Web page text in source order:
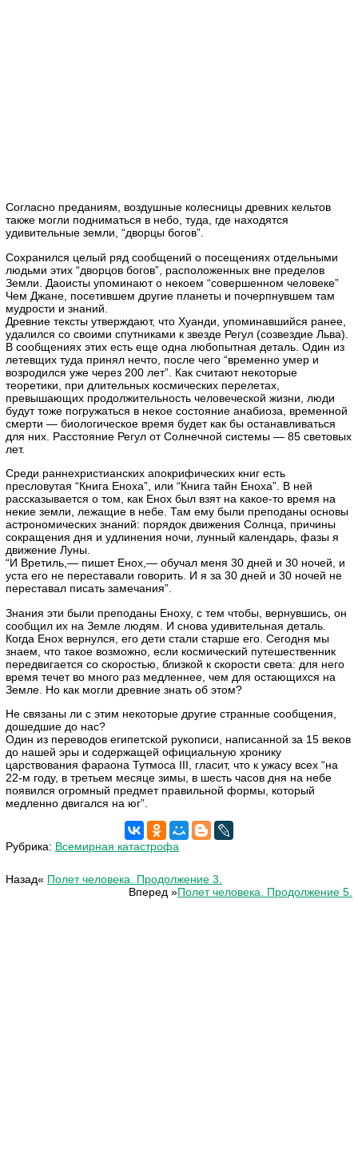
Согласно преданиям, воздушные колесницы древних кельтов
также могли подниматься в небо, туда, где находятся
удивительные земли, “дворцы богов”.
Сохранился целый ряд сообщений о посещениях отдельными
людьми этих “дворцов богов”, расположенных вне пределов
Земли. Даоисты упоминают о некоем “совершенном человеке”
Чем Джане, посетившем другие планеты и почерпнувшем там
мудрости и знаний.
Древние тексты утверждают, что Хуанди, упоминавшийся ранее,
удалился со своими спутниками к звезде Регул (созвездие Льва).
В сообщениях этих есть еще одна любопытная деталь. Один из
летевщих туда принял нечто, после чего “временно умер и
возродился уже через 200 лет”. Как считают некоторые
теоретики, при длительных космических перелетах,
превышающих продолжительность человеческой жизни, люди
будут тоже погружаться в некое состояние анабиоза, временной
смерти — биологическое время будет как бы останавливаться
для них. Расстояние Регул от Солнечной системы — 85 световых
лет.
Среди раннехристианских апокрифических книг есть
пресловутая “Книга Еноха”, или “Книга тайн Еноха”. В ней
рассказывается о том, как Енох был взят на какое-то время на
некие земли, лежащие в небе. Там ему были преподаны основы
астрономических знаний: порядок движения Солнца, причины
сокращения дня и удлинения ночи, лунный календарь, фазы я
движение Луны.
“И Вретиль,— пишет Енох,— обучал меня 30 дней и 30 ночей, и
уста его не переставали говорить. И я за 30 дней и 30 ночей не
переставал писать замечания”.
Знания эти были преподаны Еноху, с тем чтобы, вернувшись, он
сообщил их на Земле людям. И снова удивительная деталь.
Когда Енох вернулся, его дети стали старше его. Сегодня мы
знаем, что такое возможно, если космический путешественник
передвигается со скоростью, близкой к скорости света: для него
время течет во много раз медленнее, чем для остающихся на
Земле. Но как могли древние знать об этом?
Не связаны ли с этим некоторые другие странные сообщения,
дошедшие до нас?
Один из переводов египетской рукописи, написанной за 15 веков
до нашей эры и содержащей официальную хронику
царствования фараона Тутмоса III, гласит, что к ужасу всех “на
22-м году, в третьем месяце зимы, в шесть часов дня на небе
появился огромный предмет правильной формы, который
медленно двигался на юг”.
Рубрика: Всемирная катастрофа
Назад« Полет человека. Продолжение 3.
Вперед »Полет человека. Продолжение 5.